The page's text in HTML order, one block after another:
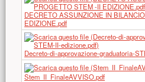
DECRETO ASSUNZIONE IN
EDIZIONE.pdf
Decreto-di-approvazione-graduatoria-
Stem_II_FinaleAVVISO.pdf